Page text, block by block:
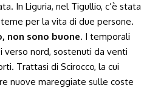
In Liguria, nel Tigullio, c’è stata
per la vita di due persone.
non sono buone. I temporali
verso nord, sostenuti da venti
Trattasi di Scirocco, la cui
nuove mareggiate sulle coste